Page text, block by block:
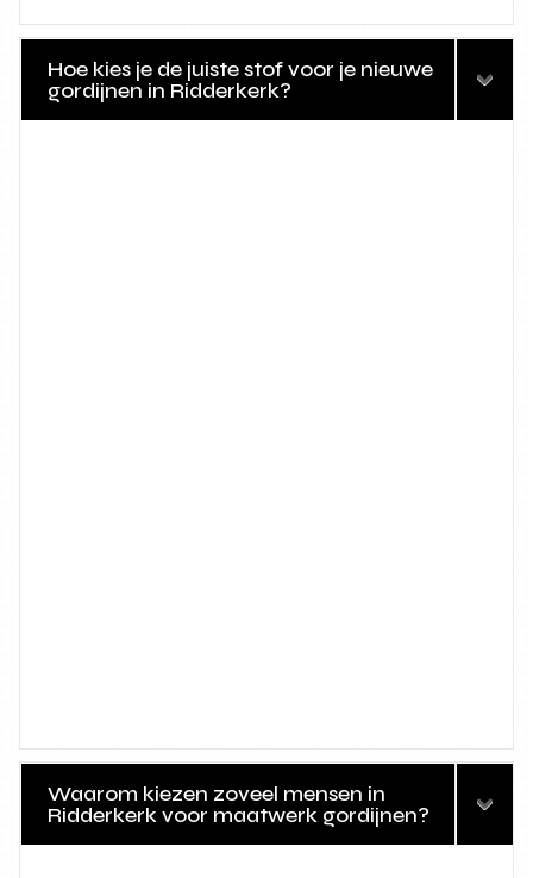
Hoe kies je de juiste stof voor je nieuwe
gordijnen in Ridderkerk?
Waarom kiezen zoveel mensen in
Ridderkerk voor maatwerk gordijnen?